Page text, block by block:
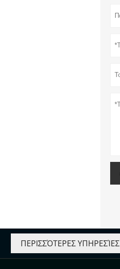
ΠΕΡΙΣΣΌΤΕΡΕΣ ΥΠΗΡΕΣΊΕΣ